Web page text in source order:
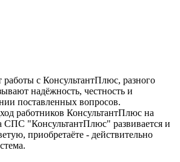
с КонсультантПлюс, разного
надёжность, честность и
поставленных вопросов.
работников КонсультантПлюс на
СПС "КонсультантПлюс" развивается и
приобретаёте - действительно